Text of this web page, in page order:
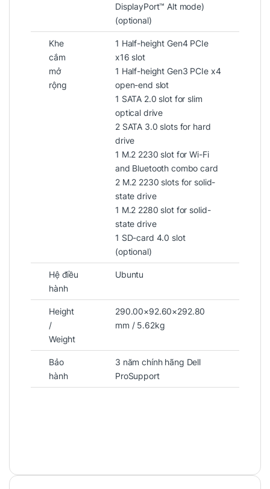
trì trong môi trường CNTT chuyên nghiệp
Với thiết kế này, Dell hướng tới sự gọn gàng –
linh hoạt – bền vững, rất phù hợp với doanh
nghiệp, trường học, bệnh viện hay các cơ
quan chính phủ.
3. Hiệu năng mạnh mẽ với
Core i5-14500 vPro
Trái tim của Dell Optilex 7020 SFF Plus là Intel
DisplayPort™ Alt mode)
(optional)
Khe
cắm
mở
rộng
1 Half-height Gen4 PCIe
x16 slot
1 Half-height Gen3 PCIe x4
open-end slot
1 SATA 2.0 slot for slim
optical drive
2 SATA 3.0 slots for hard
drive
1 M.2 2230 slot for Wi-Fi
and Bluetooth combo card
2 M.2 2230 slots for solid-
state drive
1 M.2 2280 slot for solid-
state drive
1 SD-card 4.0 slot
(optional)
Hệ điều
hành
Ubuntu
Height
/
Weight
290.00×92.60×292.80
mm / 5.62kg
Bảo
hành
3 năm chính hãng Dell
ProSupport